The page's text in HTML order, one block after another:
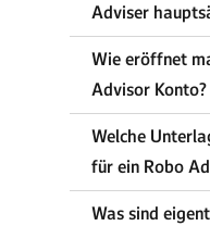
Adviser
Wie eröffnet
Advisor Konto?
Welche
für ein Robo
Was sind